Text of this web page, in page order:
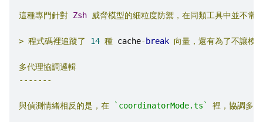
這種專門針對 Zsh 威脅模型的細粒度防禦，在同類工具中並不常
> 程式碼裡追蹤了 14 種 cache- break 向量，還有為了不讓模
多代理協調邏輯
-------
與偵測情緒相反的是，在 `coordinatorMode.ts` 裡，協調多個